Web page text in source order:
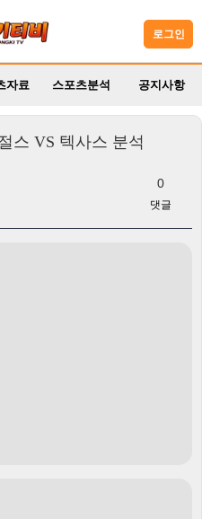
로그인
자료 스포츠분석 공지사항
스 VS 텍사스 분석
0
댓글